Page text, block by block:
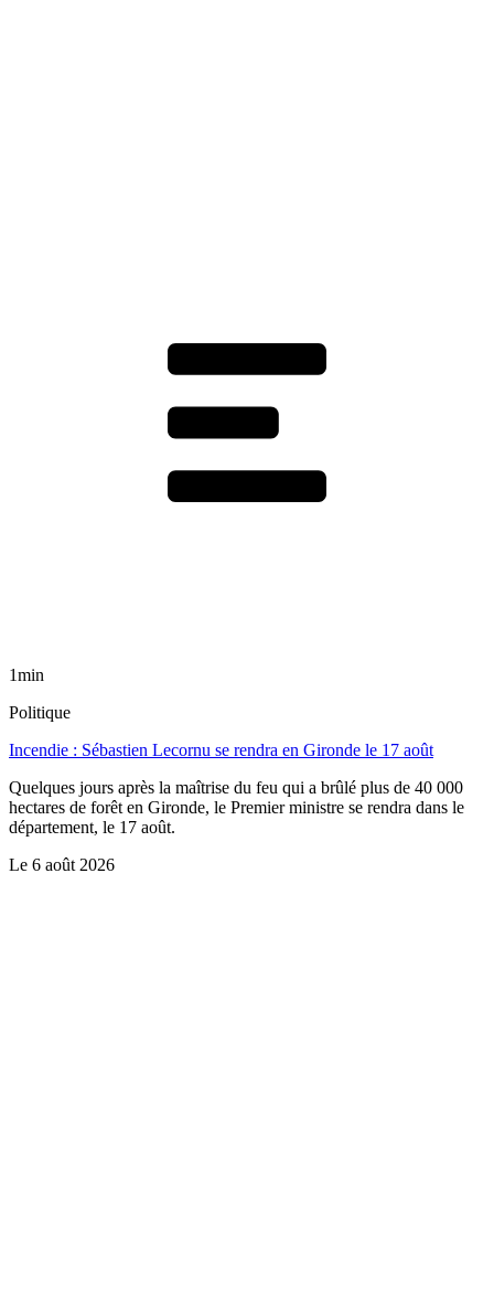
1min
Politique
Incendie : Sébastien Lecornu se rendra en Gironde le 17 août
Quelques jours après la maîtrise du feu qui a brûlé plus de 40 000
hectares de forêt en Gironde, le Premier ministre se rendra dans le
département, le 17 août.
Le 6 août 2026